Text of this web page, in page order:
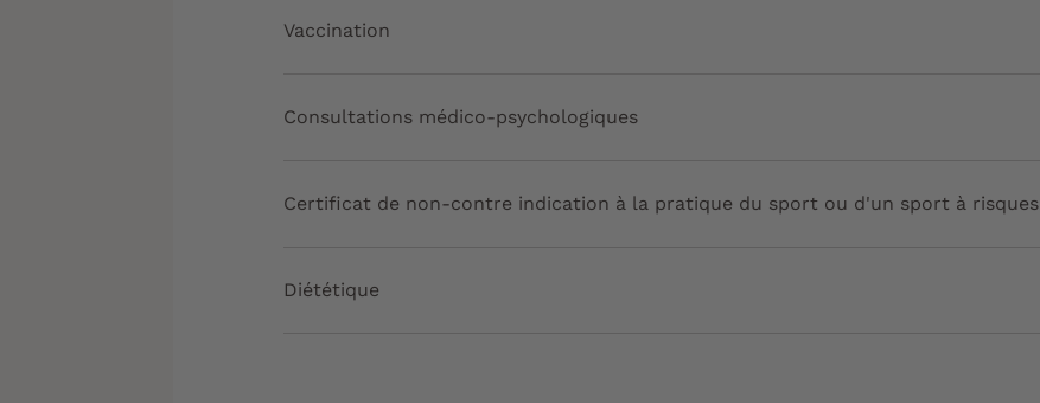
Vaccination
Consultations médico-psychologiques
Certificat de non-contre indication à la pratique du sport ou d'un sport à risques
Diététique